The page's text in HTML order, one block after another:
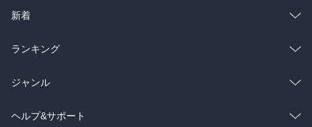
ラノベ
雑誌・グラビア
BL・TL
総合
ラノベ
雑誌・グラビア
BL・TL
新着
総合
ラノベ
雑誌・グラビア
ランキング
総合
ラノベ
ジャンル
コミック
ヘルプ&サポート